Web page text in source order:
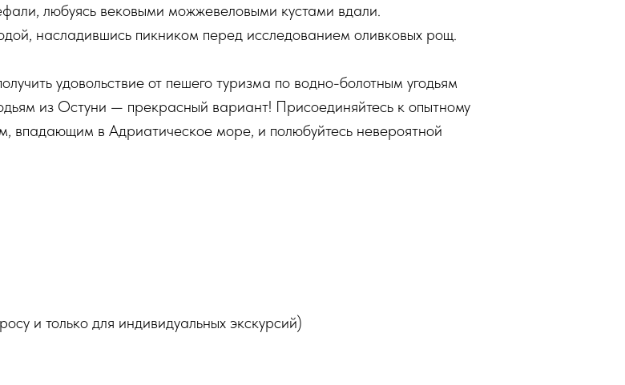
любуясь вековыми можжевеловыми кустами вдали.
насладившись пикником перед исследованием оливковых рощ.
удовольствие от пешего туризма по водно-болотным угодьям
из Остуни — прекрасный вариант! Присоединяйтесь к опытному
впадающим в Адриатическое море, и полюбуйтесь невероятной
и только для индивидуальных экскурсий)